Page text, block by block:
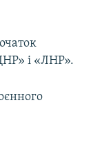
і «ЛНР».